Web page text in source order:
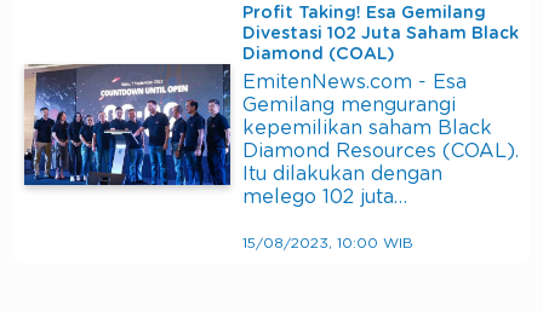
Profit Taking! Esa Gemilang
Divestasi 102 Juta Saham Black
Diamond (COAL)
EmitenNews.com - Esa
Gemilang mengurangi
kepemilikan saham Black
Diamond Resources (COAL).
Itu dilakukan dengan
melego 102 juta…
15/08/2023, 10:00 WIB